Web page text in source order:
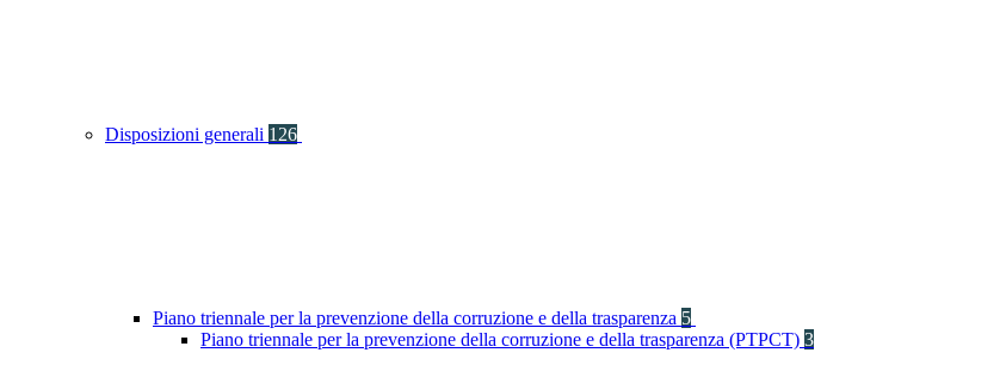
Disposizioni generali 126
Piano triennale per la prevenzione della corruzione e della trasparenza 5
Piano triennale per la prevenzione della corruzione e della trasparenza (PTPCT) 3